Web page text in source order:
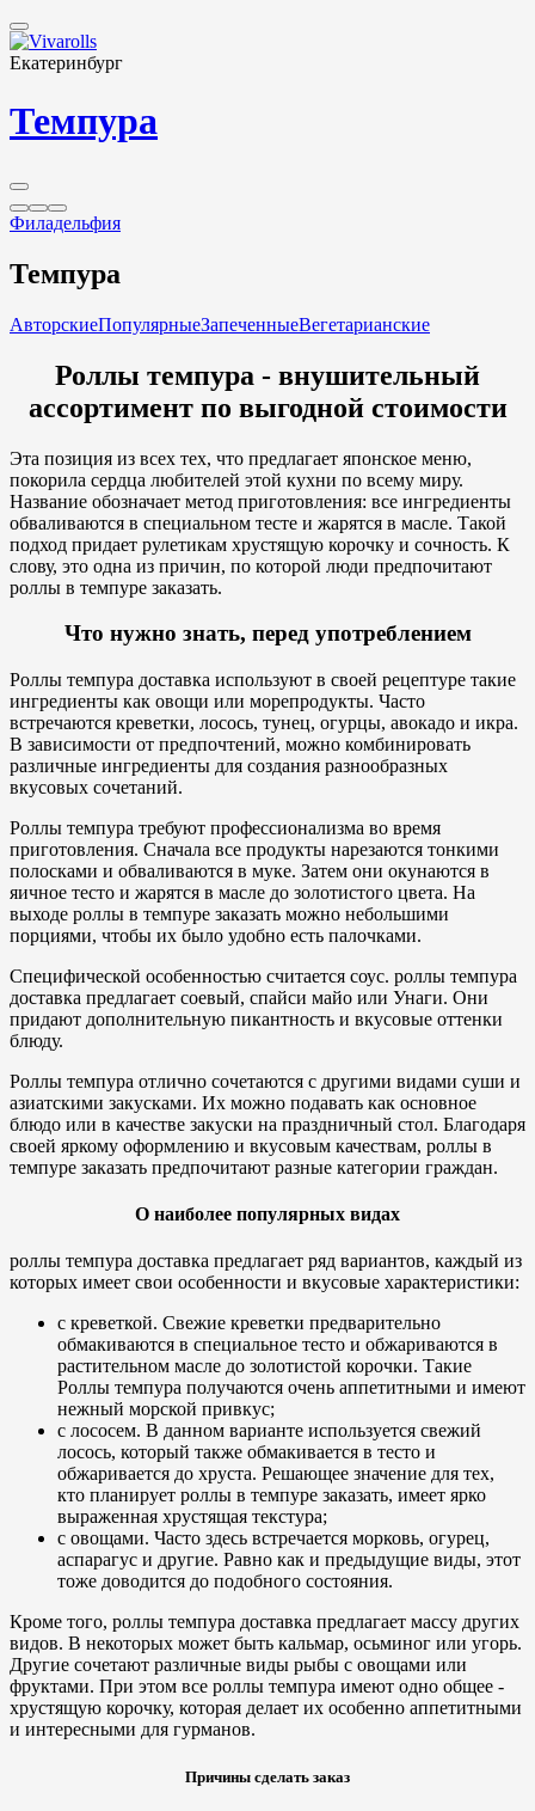
Екатеринбург
Темпура
Филадельфия
Темпура
АвторскиеПопулярныеЗапеченныеВегетарианские
Роллы темпура - внушительный
ассортимент по выгодной стоимости
Эта позиция из всех тех, что предлагает японское меню,
покорила сердца любителей этой кухни по всему миру.
Название обозначает метод приготовления: все ингредиенты
обваливаются в специальном тесте и жарятся в масле. Такой
подход придает рулетикам хрустящую корочку и сочность. К
слову, это одна из причин, по которой люди предпочитают
роллы в темпуре заказать.
Что нужно знать, перед употреблением
Роллы темпура доставка используют в своей рецептуре такие
ингредиенты как овощи или морепродукты. Часто
встречаются креветки, лосось, тунец, огурцы, авокадо и икра.
В зависимости от предпочтений, можно комбинировать
различные ингредиенты для создания разнообразных
вкусовых сочетаний.
Роллы темпура требуют профессионализма во время
приготовления. Сначала все продукты нарезаются тонкими
полосками и обваливаются в муке. Затем они окунаются в
яичное тесто и жарятся в масле до золотистого цвета. На
выходе роллы в темпуре заказать можно небольшими
порциями, чтобы их было удобно есть палочками.
Специфической особенностью считается соус. роллы темпура
доставка предлагает соевый, спайси майо или Унаги. Они
придают дополнительную пикантность и вкусовые оттенки
блюду.
Роллы темпура отлично сочетаются с другими видами суши и
азиатскими закусками. Их можно подавать как основное
блюдо или в качестве закуски на праздничный стол. Благодаря
своей яркому оформлению и вкусовым качествам, роллы в
темпуре заказать предпочитают разные категории граждан.
О наиболее популярных видах
роллы темпура доставка предлагает ряд вариантов, каждый из
которых имеет свои особенности и вкусовые характеристики:
с креветкой. Свежие креветки предварительно
обмакиваются в специальное тесто и обжариваются в
растительном масле до золотистой корочки. Такие
Роллы темпура получаются очень аппетитными и имеют
нежный морской привкус;
с лососем. В данном варианте используется свежий
лосось, который также обмакивается в тесто и
обжаривается до хруста. Решающее значение для тех,
кто планирует роллы в темпуре заказать, имеет ярко
выраженная хрустящая текстура;
с овощами. Часто здесь встречается морковь, огурец,
аспарагус и другие. Равно как и предыдущие виды, этот
тоже доводится до подобного состояния.
Кроме того, роллы темпура доставка предлагает массу других
видов. В некоторых может быть кальмар, осьминог или угорь.
Другие сочетают различные виды рыбы с овощами или
фруктами. При этом все роллы темпура имеют одно общее -
хрустящую корочку, которая делает их особенно аппетитными
и интересными для гурманов.
Причины сделать заказ